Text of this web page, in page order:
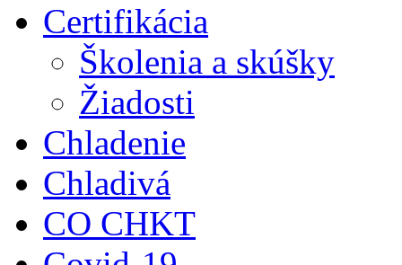
Certifikácia
Školenia a skúšky
Žiadosti
Chladenie
Chladivá
CO CHKT